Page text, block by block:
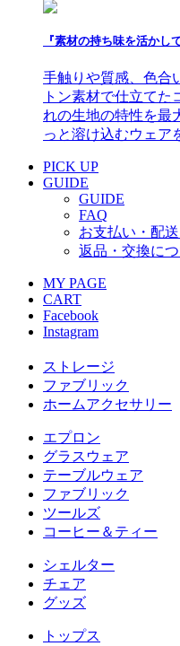
『素材の持ち味を活かして
手触りや質感、色合
トン素材で仕立て
れの生地の特性を最
っと溶け込むウェア
PICK UP
GUIDE
GUIDE
FAQ
お支払い・配
返品・交換に
MY PAGE
CART
Facebook
Instagram
ストレージ
ファブリック
ホームアクセサリー
エプロン
グラスウェア
テーブルウェア
ファブリック
ツールズ
コーヒー＆ティー
シェルター
チェア
グッズ
トップス